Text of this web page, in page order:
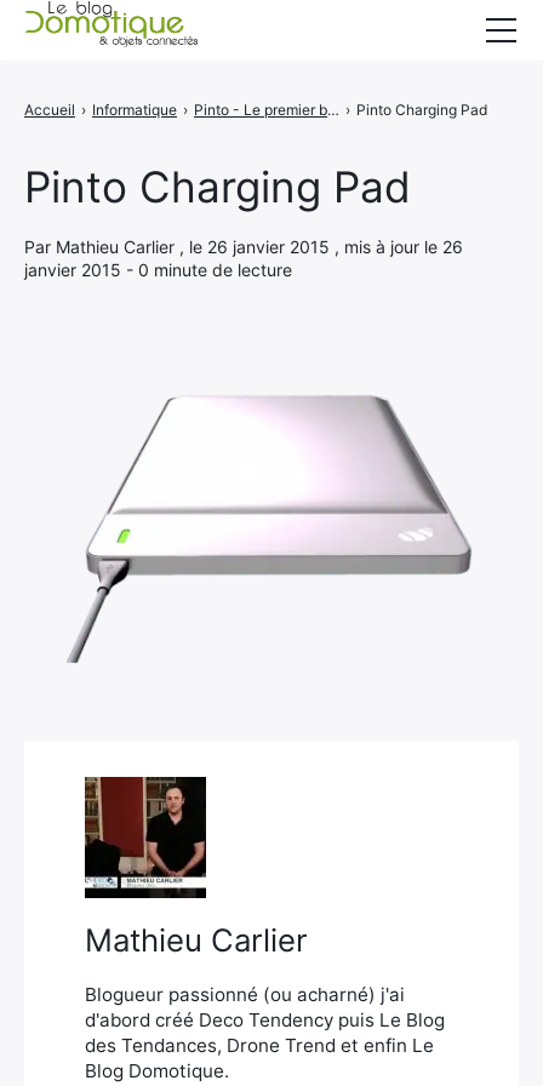
Pinto Charging Pad
Par Mathieu Carlier , le 26 janvier 2015 , mis à jour le 26
janvier 2015 - 0 minute de lecture
Accueil › Informatique › Pinto - Le premier bracelet cloud pour stocker vos fichiers › Pinto Charging Pad
Mathieu Carlier
Blogueur passionné (ou acharné) j'ai
d'abord créé Deco Tendency puis Le Blog
des Tendances, Drone Trend et enfin Le
Blog Domotique.
A propos
CONTACT
Rechercher